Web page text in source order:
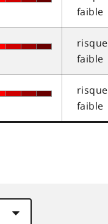
faible
risque
faible
risque
faible